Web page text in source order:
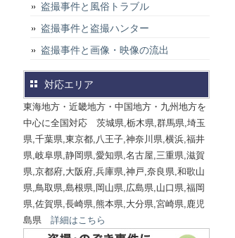
盗撮事件と風俗トラブル
盗撮事件と盗撮ハンター
盗撮事件と画像・映像の流出
対応エリア
東海地方・近畿地方・中国地方・九州地方を
中心に全国対応 茨城県,栃木県,群馬県,埼玉
県,千葉県,東京都,八王子,神奈川県,横浜,福井
県,岐阜県,静岡県,愛知県,名古屋,三重県,滋賀
県,京都府,大阪府,兵庫県,神戸,奈良県,和歌山
県,鳥取県,島根県,岡山県,広島県,山口県,福岡
県,佐賀県,長崎県,熊本県,大分県,宮崎県,鹿児
島県 詳細はこちら